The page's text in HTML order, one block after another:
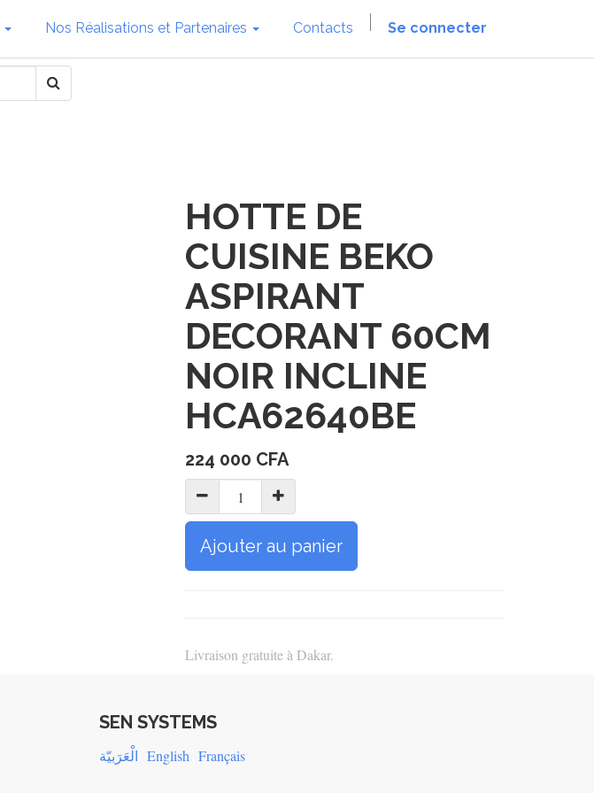
Nos Réalisations et Partenaires Contacts Se connecter
HOTTE DE
CUISINE BEKO
ASPIRANT
DECORANT 60CM
NOIR INCLINE
HCA62640BE
224 000 CFA
Ajouter au panier
Livraison gratuite à Dakar.
SEN SYSTEMS
الْعَرَبيّة English Français